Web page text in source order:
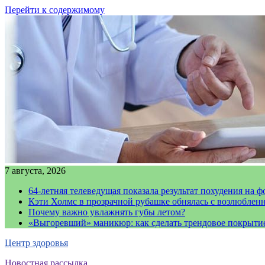
Перейти к содержимому
7 августа, 2026
64-летняя телеведущая показала результат похудения на
Кэти Холмс в прозрачной рубашке обнялась с
Почему важно увлажнять губы летом?
«Выгоревший» маникюр: как сделать трендовое
Центр здоровья
Новостная рассылка